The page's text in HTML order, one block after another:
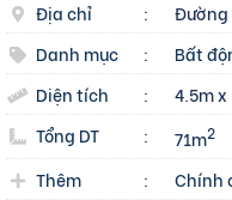
Địa chỉ
:
Đường
Danh mục
: Bất
Diện tích
:
4.5m x
Tổng DT
: 71m2
Thêm :
Chính